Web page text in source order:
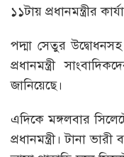
১১টায় প্রধানমন্ত্রীর
পদ্মা সেতুর উদ্বোধনসহ
প্রধানমন্ত্রী
জানিয়েছে।
এদিকে মঙ্গলবার
প্রধানমন্ত্রী। টানা